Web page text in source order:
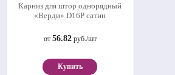
Карниз для штор однорядный
«Верди» D16Р сатин
от 56.82руб./шт
Купить